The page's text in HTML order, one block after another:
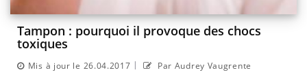
Tampon : pourquoi il provoque des chocs
toxiques
Mis à jour le 26.04.2017 | Par Audrey Vaugrente